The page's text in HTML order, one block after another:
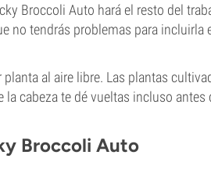
Broccoli Auto hará el resto del
no tendrás problemas para incluirla
al aire libre. Las plantas
cabeza te dé vueltas incluso antes
Broccoli Auto